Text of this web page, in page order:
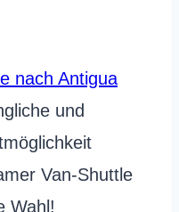
nach Antigua
und
Van-Shuttle
Wahl!